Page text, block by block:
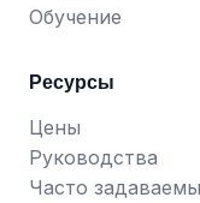
Обучение
Ресурсы
Цены
Руководства
Часто